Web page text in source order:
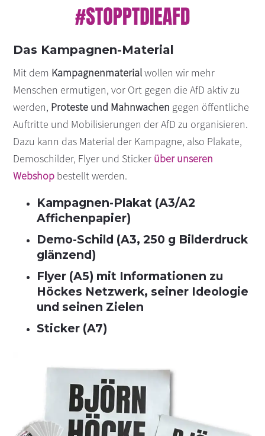
Das Kampagnen-Material
Mit dem Kampagnenmaterialwollen wir mehr
Menschen ermutigen, vor Ort gegen die AfD aktiv zu
werden, Proteste und Mahnwachen gegen öffentliche
Auftritte und Mobilisierungen der AfD zu organisieren.
Dazu kann das Material der Kampagne, also Plakate,
Demoschilder, Flyer und Sticker über unseren
Webshop bestellt werden.
Kampagnen-Plakat (A3/A2
Affichenpapier)
Demo-Schild (A3, 250 g Bilderdruck
glänzend)
Flyer (A5) mit Informationen zu
Höckes Netzwerk, seiner Ideologie
und seinen Zielen
Sticker (A7)